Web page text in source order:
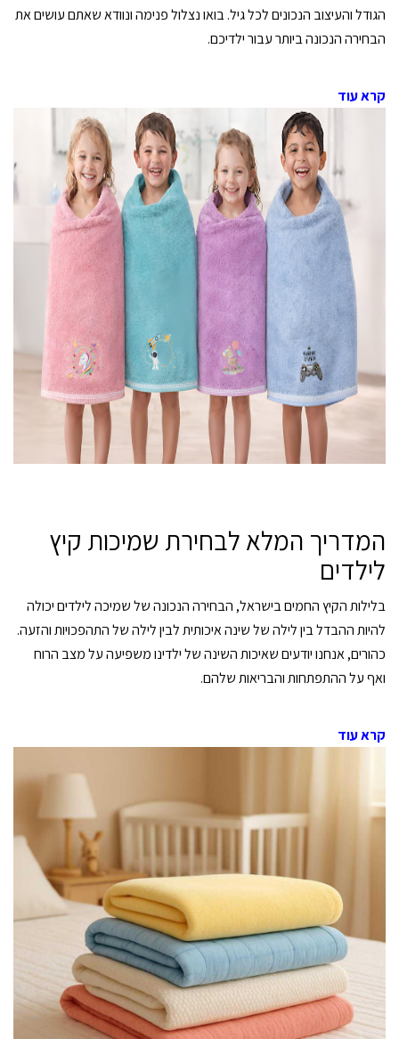
הגודל והעיצוב הנכונים לכל גיל. בואו נצלול פנימה ונוודא שאתם עושים את
הבחירה הנכונה ביותר עבור ילדיכם.
קרא עוד
המדריך המלא לבחירת שמיכות קיץ
לילדים
בלילות הקיץ החמים בישראל, הבחירה הנכונה של שמיכה לילדים יכולה
להיות ההבדל בין לילה של שינה איכותית לבין לילה של התהפכויות והזעה.
כהורים, אנחנו יודעים שאיכות השינה של ילדינו משפיעה על מצב הרוח
ואף על ההתפתחות והבריאות שלהם.
קרא עוד